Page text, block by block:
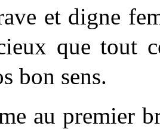
et digne
que tout
bon sens.
au premier